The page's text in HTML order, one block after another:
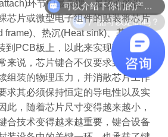
环节中最关键、最核心的设
芯片或微型电子组件的贴装将芯片
frame)、热沉(Heat sink)、基板
到PCB板上，以此来实现芯片与外
来说，芯片键合不仅要求封装好的
组装的物理压力，并消散芯片工作
求其必须保持恒定的导电性以及实
此，随着芯片尺寸变得越来越小，
合技术变得越来越重要，键合设备
产品可以定制吗？